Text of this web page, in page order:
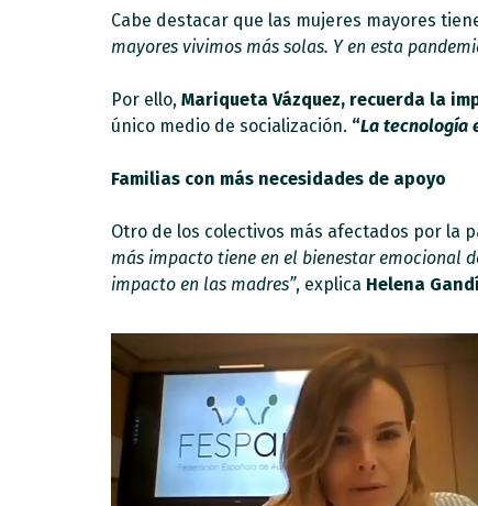
Cabe destacar que las mujeres mayores
mayores vivimos más solas. Y en esta
Por ello,Mariqueta Vázquez, recuerda la
único medio de socialización. “La tecnología
Familias con más necesidades de apoyo
Otro de los colectivos más afectados por la
más impacto tiene en el bienestar emocional
impacto en las madres”, explica Helena